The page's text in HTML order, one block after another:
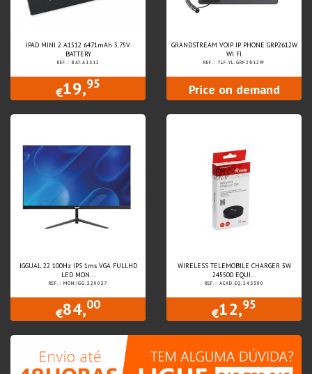
IPAD MINI 2 A1512 6471mAh 3.75V
BATTERY
REF.: BAT.A1512
€19,95
GRANDSTREAM VOIP IP PHONE GRP2612W
WI FI
REF.: TLF.YL.GRP2612W
Price on demand
IGGUAL 22 100Hz IPS 1ms VGA FULLHD
LED MON...
REF.: MON.IGG.320037
€84,00
WIRELESS TELEMOBILE CHARGER 5W
245500 EQUI...
REF.: ACAD.EQ.245500
€12,95